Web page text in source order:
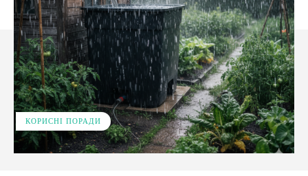
КОРИСНІ ПОРАДИ